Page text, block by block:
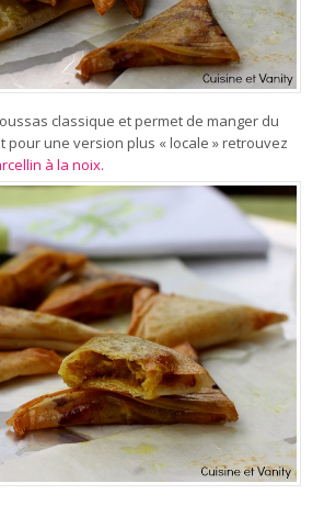
classique et permet de manger du
pour une version plus « locale » retrouvez
à la noix.